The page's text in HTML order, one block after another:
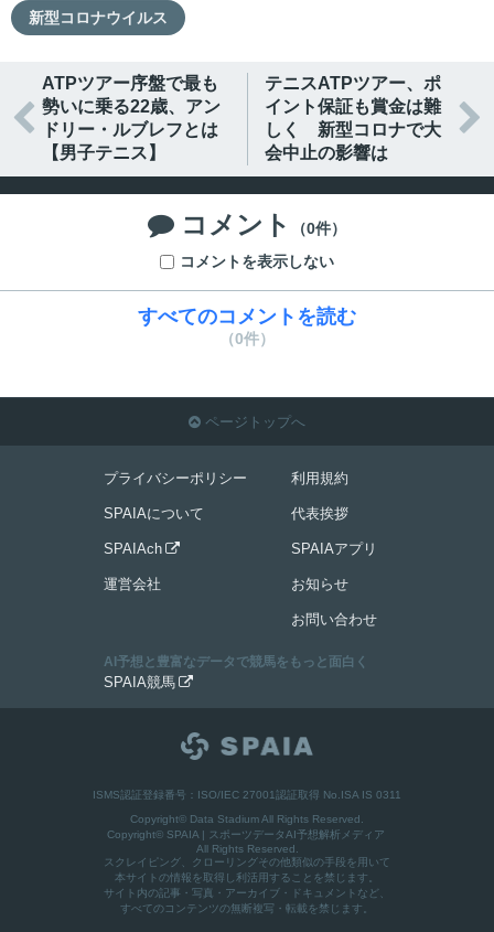
新型コロナウイルス

ATPツアー序盤で最も
勢いに乗る22歳、アン
ドリー・ルブレフとは
【男子テニス】
テニスATPツアー、ポ
イント保証も賞金は難
しく 新型コロナで大
会中止の影響は

 コメント
（0件）
コメントを表示しない
すべてのコメントを読む
（0件）
 ページトップへ
プライバシーポリシー
SPAIAについて
SPAIAch 
運営会社
利用規約
代表挨拶
SPAIAアプリ
お知らせ
お問い合わせ
AI予想と豊富なデータで競馬をもっと面白く
SPAIA競馬 
ISMS認証登録番号：ISO/IEC 27001認証取得 No.ISA IS 0311
Copyright© Data Stadium All Rights Reserved.
Copyright© SPAIA | スポーツデータAI予想解析メディア
All Rights Reserved.
スクレイピング、クローリングその他類似の手段を用いて
本サイトの情報を取得し利活用することを禁じます。
サイト内の記事・写真・アーカイブ・ドキュメントなど、
すべてのコンテンツの無断複写・転載を禁じます。